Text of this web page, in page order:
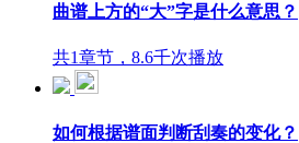
曲谱上方的“大”字是什么意思？
共1章节，8.6千次播放
如何根据谱面判断刮奏的变化？